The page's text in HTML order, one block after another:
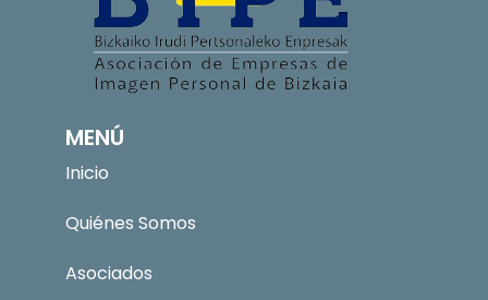
MENÚ
Inicio
Quiénes Somos
Asociados